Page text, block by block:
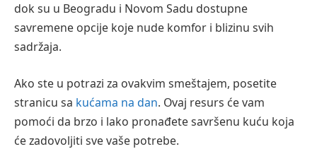
dok su u Beogradu i Novom Sadu dostupne
savremene opcije koje nude komfor i blizinu svih
sadržaja.
Ako ste u potrazi za ovakvim smeštajem, posetite
stranicu sa kućama na dan. Ovaj resurs će vam
pomoći da brzo i lako pronađete savršenu kuću koja
će zadovoljiti sve vaše potrebe.